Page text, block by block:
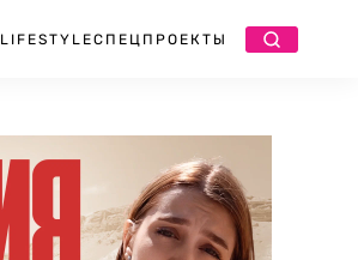
LIFESTYLEСПЕЦПРОЕКТЫ